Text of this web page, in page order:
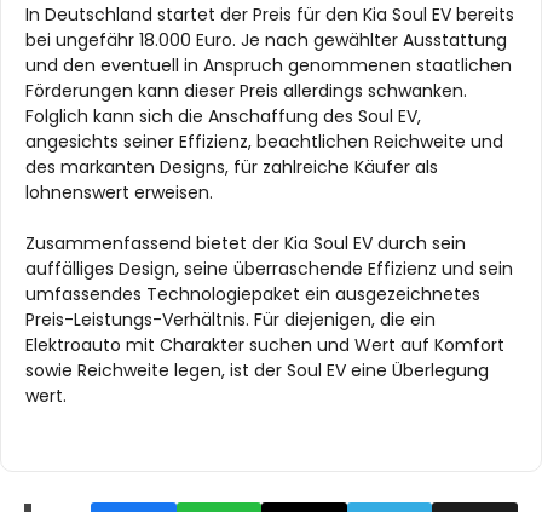
In Deutschland startet der Preis für den Kia Soul EV bereits
bei ungefähr 18.000 Euro. Je nach gewählter Ausstattung
und den eventuell in Anspruch genommenen staatlichen
Förderungen kann dieser Preis allerdings schwanken.
Folglich kann sich die Anschaffung des Soul EV,
angesichts seiner Effizienz, beachtlichen Reichweite und
des markanten Designs, für zahlreiche Käufer als
lohnenswert erweisen.
Zusammenfassend bietet der Kia Soul EV durch sein
auffälliges Design, seine überraschende Effizienz und sein
umfassendes Technologiepaket ein ausgezeichnetes
Preis-Leistungs-Verhältnis. Für diejenigen, die ein
Elektroauto mit Charakter suchen und Wert auf Komfort
sowie Reichweite legen, ist der Soul EV eine Überlegung
wert.